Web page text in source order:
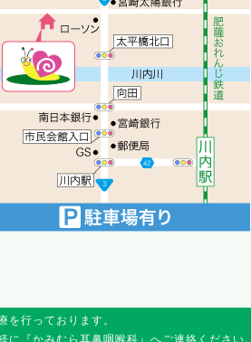
行っております。
『かみむら耳鼻咽喉科』へご連絡ください。